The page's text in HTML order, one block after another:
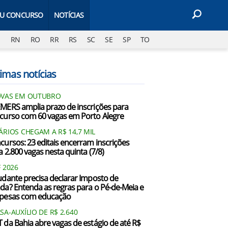
CONCURSO NOTÍCIAS
RN RO RR RS SC SE SP TO
notícias
EM OUTUBRO
amplia prazo de inscrições para
com 60 vagas em Porto Alegre
CHEGAM A R$ 14,7 MIL
23 editais encerram inscrições
2.800 vagas nesta quinta (7/8)
2026
precisa declarar Imposto de
Entenda as regras para o Pé-de-Meia e
com educação
AUXÍLIO DE R$ 2.640
da Bahia abre vagas de estágio de até R$